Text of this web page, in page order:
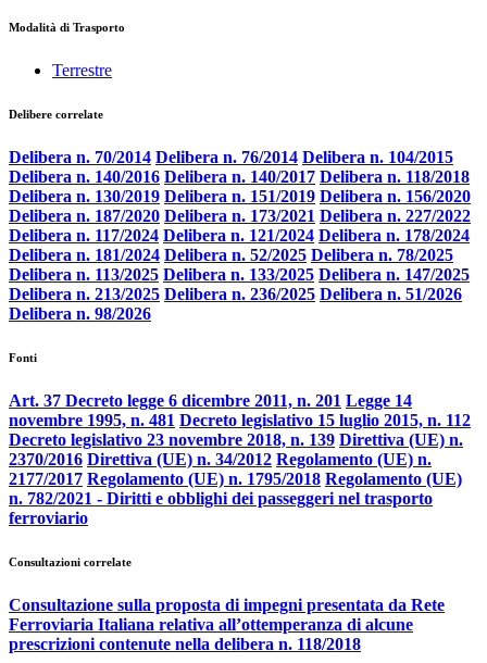
Modalità di Trasporto
Terrestre
Delibere correlate
Delibera n. 70/2014 Delibera n. 76/2014 Delibera n. 104/2015
Delibera n. 140/2016 Delibera n. 140/2017 Delibera n. 118/2018
Delibera n. 130/2019 Delibera n. 151/2019 Delibera n. 156/2020
Delibera n. 187/2020 Delibera n. 173/2021 Delibera n. 227/2022
Delibera n. 117/2024 Delibera n. 121/2024 Delibera n. 178/2024
Delibera n. 181/2024 Delibera n. 52/2025 Delibera n. 78/2025
Delibera n. 113/2025 Delibera n. 133/2025 Delibera n. 147/2025
Delibera n. 213/2025 Delibera n. 236/2025 Delibera n. 51/2026
Delibera n. 98/2026
Fonti
Art. 37 Decreto legge 6 dicembre 2011, n. 201 Legge 14
novembre 1995, n. 481 Decreto legislativo 15 luglio 2015, n. 112
Decreto legislativo 23 novembre 2018, n. 139 Direttiva (UE) n.
2370/2016 Direttiva (UE) n. 34/2012 Regolamento (UE) n.
2177/2017 Regolamento (UE) n. 1795/2018 Regolamento (UE)
n. 782/2021 - Diritti e obblighi dei passeggeri nel trasporto
ferroviario
Consultazioni correlate
Consultazione sulla proposta di impegni presentata da Rete
Ferroviaria Italiana relativa all’ottemperanza di alcune
prescrizioni contenute nella delibera n. 118/2018